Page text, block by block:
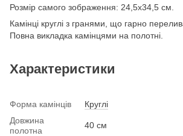
Розмір самого зображення: 24,5х34,5 см.
Камінці круглі з гранями, що гарно
Повна викладка камінцями на полотні.
Характеристики
Форма камінців
Круглі
Довжина
полотна
40 см